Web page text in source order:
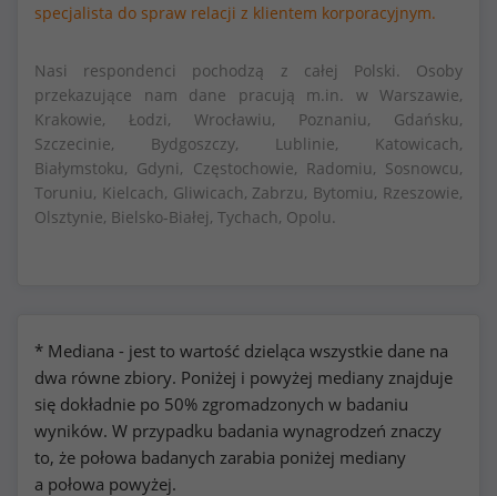
specjalista do spraw relacji z klientem korporacyjnym.
Nasi respondenci pochodzą z całej Polski. Osoby
przekazujące nam dane pracują m.in. w Warszawie,
Krakowie, Łodzi, Wrocławiu, Poznaniu, Gdańsku,
Szczecinie, Bydgoszczy, Lublinie, Katowicach,
Białymstoku, Gdyni, Częstochowie, Radomiu, Sosnowcu,
Toruniu, Kielcach, Gliwicach, Zabrzu, Bytomiu, Rzeszowie,
Olsztynie, Bielsko-Białej, Tychach, Opolu.
* Mediana - jest to wartość dzieląca wszystkie dane na
dwa równe zbiory. Poniżej i powyżej mediany znajduje
się dokładnie po 50% zgromadzonych w badaniu
wyników. W przypadku badania wynagrodzeń znaczy
to, że połowa badanych zarabia poniżej mediany
a połowa powyżej.